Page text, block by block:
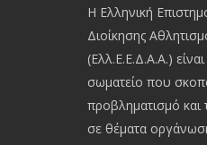
Η Ελληνική
Διοίκησης
(Ελλ.Ε.Ε.Δ.Α.Α.)
σωματείο που
προβληματισμό
σε θέματα